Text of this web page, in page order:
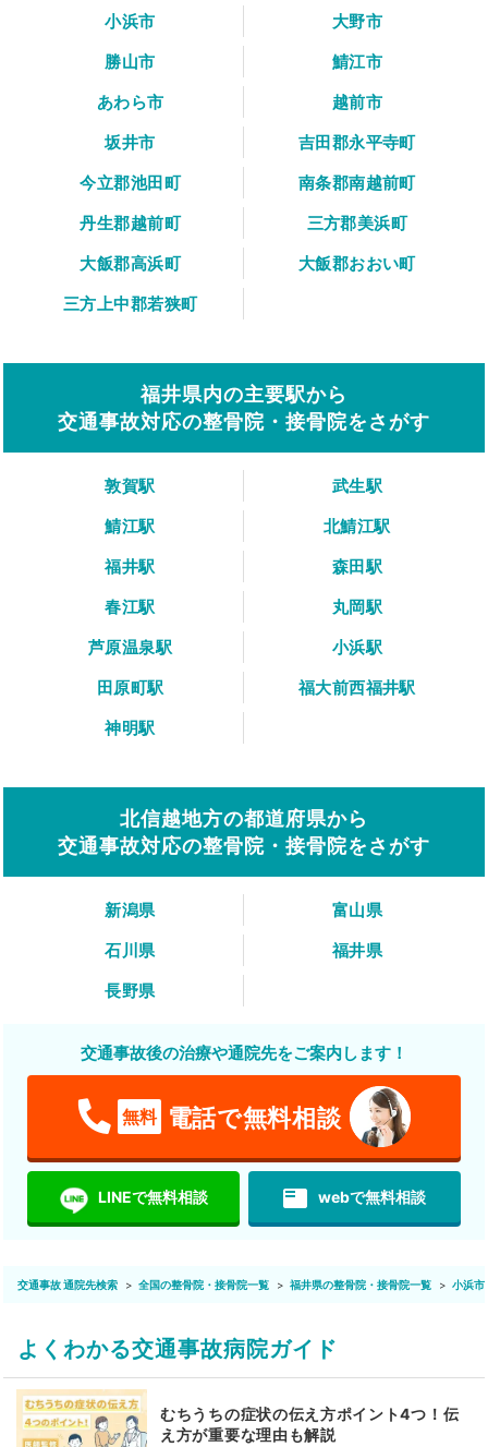
小浜市
大野市
勝山市
鯖江市
あわら市
越前市
坂井市
吉田郡永平寺町
今立郡池田町
南条郡南越前町
丹生郡越前町
三方郡美浜町
大飯郡高浜町
大飯郡おおい町
三方上中郡若狭町
福井県内の主要駅から
交通事故対応の整骨院・接骨院をさがす
敦賀駅
武生駅
鯖江駅
北鯖江駅
福井駅
森田駅
春江駅
丸岡駅
芦原温泉駅
小浜駅
田原町駅
福大前西福井駅
神明駅
北信越地方の都道府県から
交通事故対応の整骨院・接骨院をさがす
新潟県
富山県
石川県
福井県
長野県
交通事故後の治療や通院先をご案内します！
無料 電話で無料相談
LINEで無料相談 featured_play_list webで無料相談
交通事故 通院先検索 全国の整骨院・接骨院一覧 福井県の整骨院・接骨院一覧 小浜市
よくわかる交通事故病院ガイド
むちうちの症状の伝え方ポイント4つ！伝
え方が重要な理由も解説